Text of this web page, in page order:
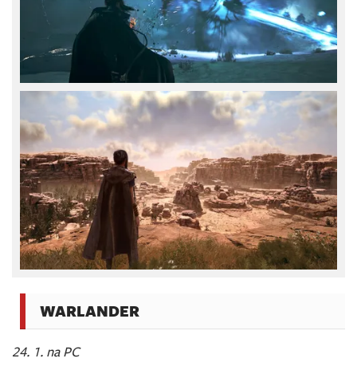
WARLANDER
24. 1. na PC